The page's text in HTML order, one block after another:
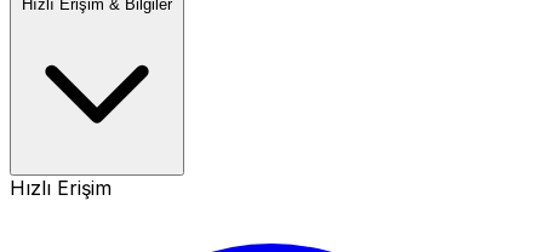
Hızlı Erişim & Bilgiler
Hızlı Erişim